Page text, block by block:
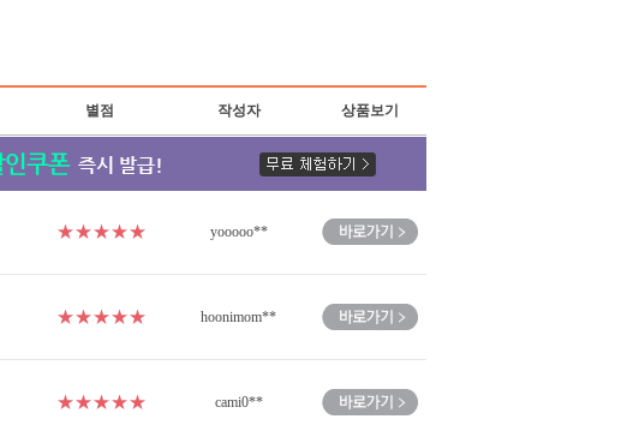
별점 작성자 상품보기
★★★★★ yooooo**
★★★★★ hoonimom**
★★★★★ cami0**